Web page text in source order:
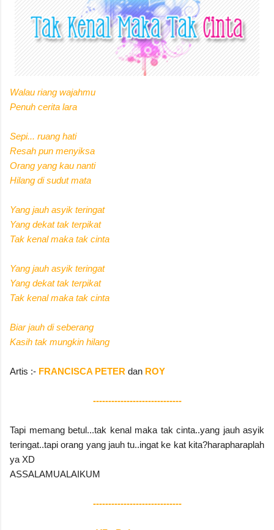
Walau riang wajahmu
Penuh cerita lara
Sepi... ruang hati
Resah pun menyiksa
Orang yang kau nanti
Hilang di sudut mata
Yang jauh asyik teringat
Yang dekat tak terpikat
Tak kenal maka tak cinta
Yang jauh asyik teringat
Yang dekat tak terpikat
Tak kenal maka tak cinta
Biar jauh di seberang
Kasih tak mungkin hilang
Artis :- FRANCISCA PETER dan ROY
-----------------------------
Tapi memang betul...tak kenal maka tak cinta..yang jauh asyik
teringat..tapi orang yang jauh tu..ingat ke kat kita?harapharaplah
ya XD
ASSALAMUALAIKUM
-----------------------------